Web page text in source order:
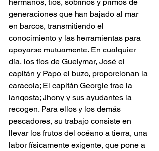
hermanos, tíos, sobrinos y primos de
generaciones que han bajado al mar
en barcos, transmitiendo el
conocimiento y las herramientas para
apoyarse mutuamente. En cualquier
día, los tíos de Guelymar, José el
capitán y Papo el buzo, proporcionan la
caracola; El capitán Georgie trae la
langosta; Jhony y sus ayudantes la
recogen. Para ellos y los demás
pescadores, su trabajo consiste en
llevar los frutos del océano a tierra, una
labor físicamente exigente, que pone a